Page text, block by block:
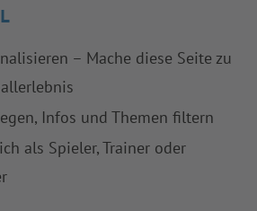
– Mache diese Seite zu
Infos und Themen filtern
als Spieler, Trainer oder